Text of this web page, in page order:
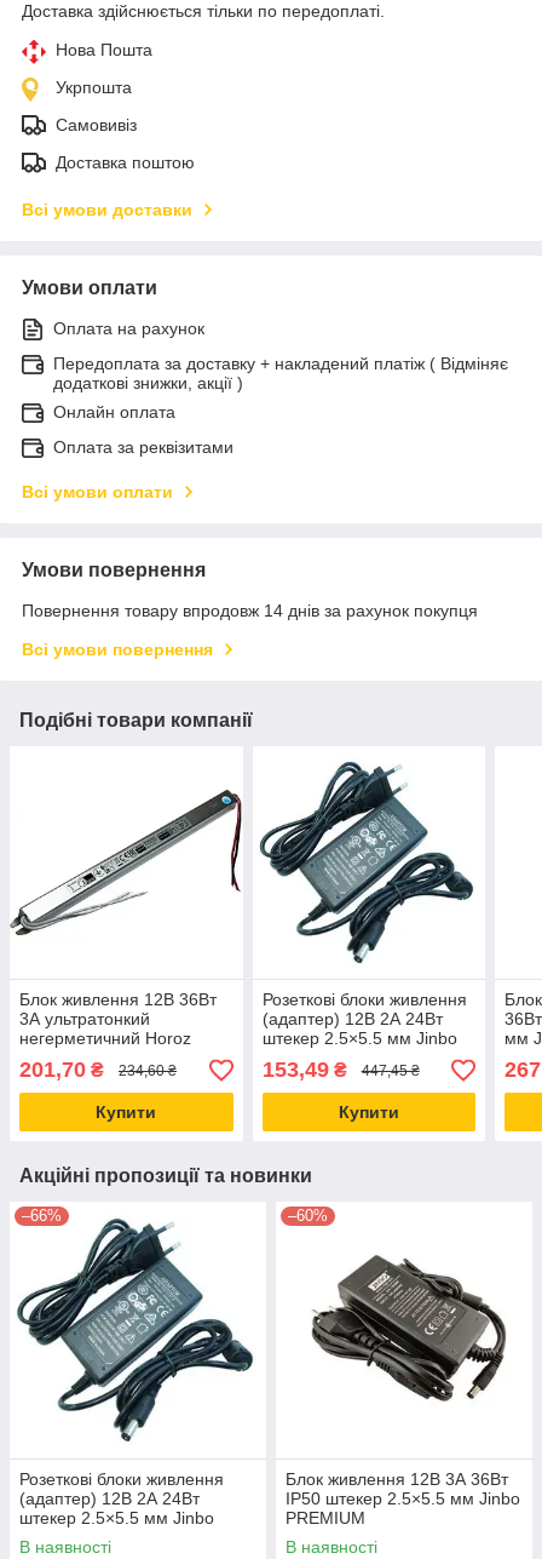
Доставка здійснюється тільки по передоплаті.
Нова Пошта
Укрпошта
Самовивіз
Доставка поштою
Всі умови доставки
Умови оплати
Оплата на рахунок
Передоплата за доставку + накладений платіж ( Відміняє
додаткові знижки, акції )
Онлайн оплата
Оплата за реквізитами
Всі умови оплати
Умови повернення
Повернення товару впродовж 14 днів за рахунок покупця
Всі умови повернення
Подібні товари компанії
Блок живлення 12В 36Вт
3А ультратонкий
негерметичний Horoz
Electric
201,70 ₴ 234,60 ₴
Купити
Розеткові блоки живлення
(адаптер) 12В 2А 24Вт
штекер 2.5×5.5 мм Jinbo
PREMIUM
153,49₴ 447,45 ₴
Купити
мм
Акційні пропозиції та новинки
–66%
Розеткові блоки живлення
(адаптер) 12В 2А 24Вт
штекер 2.5×5.5 мм Jinbo
PREMIUM
В наявності
–60%
Блок живлення 12В 3А 36Вт
IP50 штекер 2.5×5.5 мм Jinbo
PREMIUM
В наявності